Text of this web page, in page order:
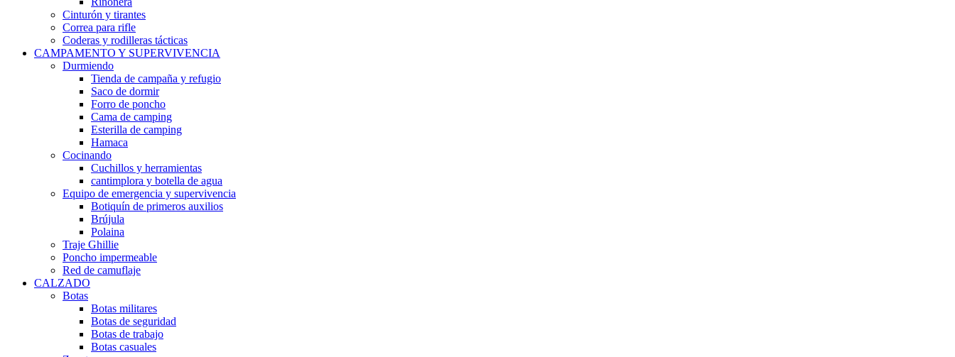
Cinturón y tirantes
Correa para rifle
Coderas y rodilleras tácticas
CAMPAMENTO Y SUPERVIVENCIA
Durmiendo
Tienda de campaña y refugio
Saco de dormir
Forro de poncho
Cama de camping
Esterilla de camping
Hamaca
Cocinando
Cuchillos y herramientas
cantimplora y botella de agua
Equipo de emergencia y supervivencia
Botiquín de primeros auxilios
Brújula
Polaina
Traje Ghillie
Poncho impermeable
Red de camuflaje
CALZADO
Botas
Botas militares
Botas de seguridad
Botas de trabajo
Botas casuales